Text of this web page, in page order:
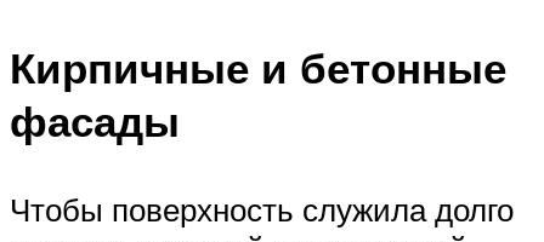
Кирпичные и бетонные
фасады
Чтобы поверхность служила долго